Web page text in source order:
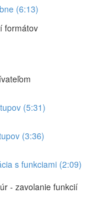
(6:13)
formátov
(5:31)
(3:36)
s funkciami (2:09)
- zavolanie funkcií